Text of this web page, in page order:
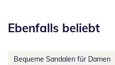
Ebenfalls beliebt
Bequeme Sandalen für Damen